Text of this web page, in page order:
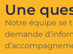
Une
Notre équipe se
demande